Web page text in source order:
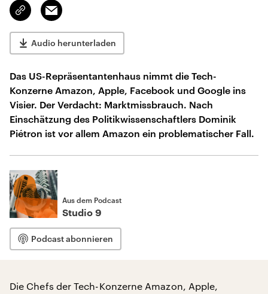
Link
kopieren/teilen
Email
Audio herunterladen
Das US-Repräsentantenhaus nimmt die Tech-
Konzerne Amazon, Apple, Facebook und Google ins
Visier. Der Verdacht: Marktmissbrauch. Nach
Einschätzung des Politikwissenschaftlers Dominik
Piétron ist vor allem Amazon ein problematischer Fall.
Aus dem Podcast
Studio 9
Podcast abonnieren
Die Chefs der Tech-Konzerne Amazon, Apple,